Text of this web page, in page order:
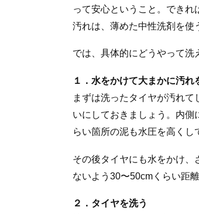
って安心ということ。でき
汚れは、薄めた中性洗剤を使
では、具体的にどうやって洗
１．水をかけて大まかに汚れ
まずは洗ったタイヤが汚れ
いにしておきましょう。内
らい箇所の泥も水圧を高くし
その後タイヤにも水をかけ
ないよう30〜50cmくらい距
２．タイヤを洗う